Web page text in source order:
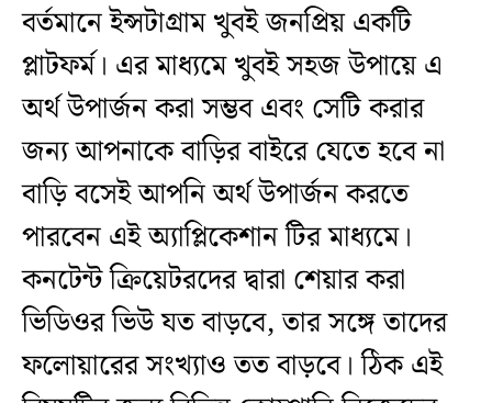
বর্তমানে ইন্সটাগ্রাম খুবই জনপ্রিয় একটি
প্লাটফর্ম। এর মাধ্যমে খুবই সহজ উপায়ে এ
অর্থ উপার্জন করা সম্ভব এবং সেটি করার
জন্য আপনাকে বাড়ির বাইরে যেতে হবে না
বাড়ি বসেই আপনি অর্থ উপার্জন করতে
পারবেন এই অ্যাপ্লিকেশান টির মাধ্যমে।
কনটেন্ট ক্রিয়েটরদের দ্বারা শেয়ার করা
ভিডিওর ভিউ যত বাড়বে, তার সঙ্গে তাদের
ফলোয়ারের সংখ্যাও তত বাড়বে। ঠিক এই